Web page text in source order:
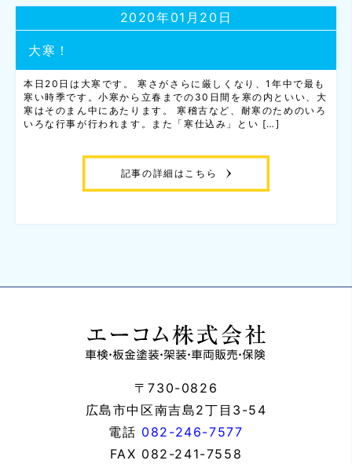
大寒！
2020年01月20日
本日20日は大寒です。 寒さがさらに厳しくなり、1年中で最も
寒い時季です。小寒から立春までの30日間を寒の内といい、大
寒はそのまん中にあたります。 寒稽古など、耐寒のためのいろ
いろな行事が行われます。また「寒仕込み」とい […]
記事の詳細はこちら
〒730-0826
広島市中区南吉島2丁目3-54
電話 082-246-7577
FAX 082-241-7558